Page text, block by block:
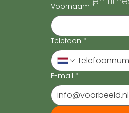
Voornaam *
Telefoon *
E-mail *